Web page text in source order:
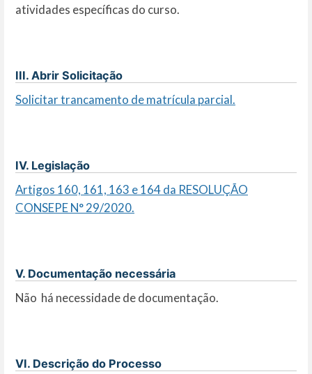
atividades específicas do curso.
III. Abrir Solicitação
Solicitar trancamento de matrícula parcial.
IV. Legislação
Artigos 160, 161, 163 e 164 da RESOLUÇÃO
CONSEPE N° 29/2020.
V. Documentação necessária
Não há necessidade de documentação.
VI. Descrição do Processo